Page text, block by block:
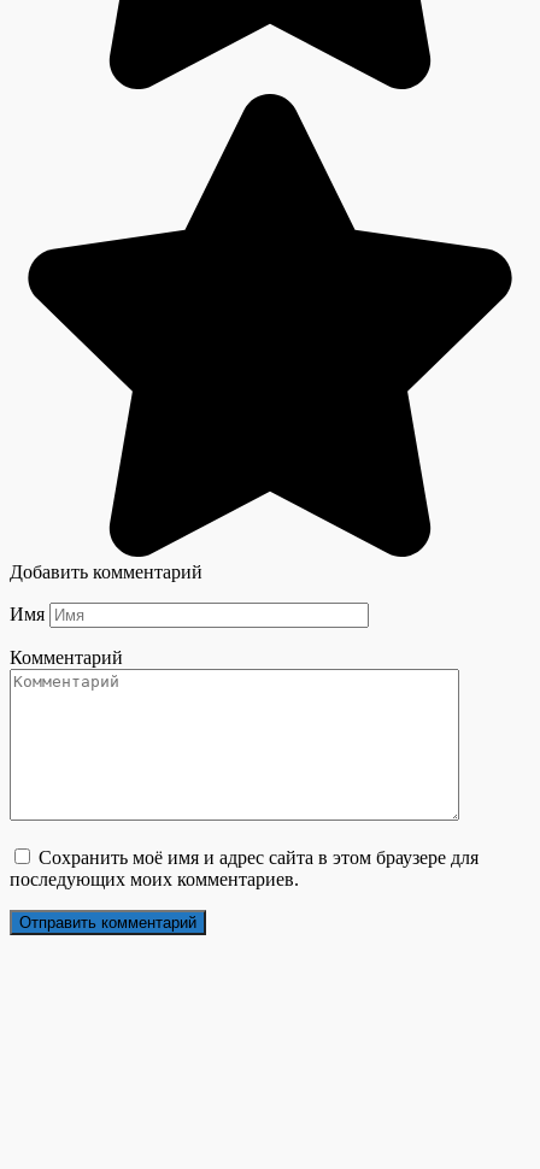
Добавить комментарий
Имя
Комментарий
Сохранить моё имя и адрес сайта в этом браузере для
последующих моих комментариев.